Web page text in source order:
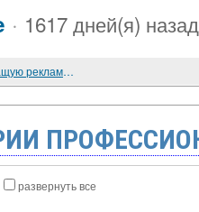
· 1617 дней(я) назад
Право потребителей на надлежащую рекламу и его защита по законодательству Республики Таджикистан. 2017
развернуть все